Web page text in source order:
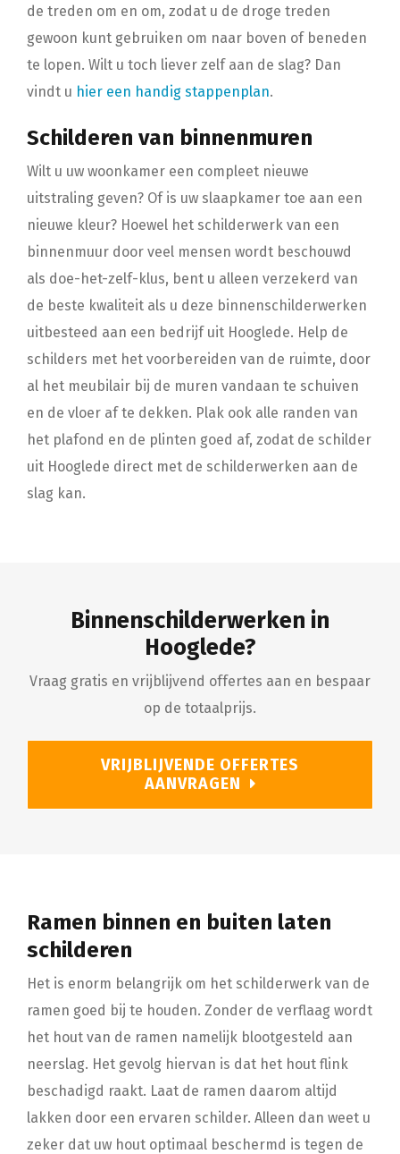
de treden om en om, zodat u de droge treden
gewoon kunt gebruiken om naar boven of beneden
te lopen. Wilt u toch liever zelf aan de slag? Dan
vindt u hier een handig stappenplan.
Schilderen van binnenmuren
Wilt u uw woonkamer een compleet nieuwe
uitstraling geven? Of is uw slaapkamer toe aan een
nieuwe kleur? Hoewel het schilderwerk van een
binnenmuur door veel mensen wordt beschouwd
als doe-het-zelf-klus, bent u alleen verzekerd van
de beste kwaliteit als u deze binnenschilderwerken
uitbesteed aan een bedrijf uit Hooglede. Help de
schilders met het voorbereiden van de ruimte, door
al het meubilair bij de muren vandaan te schuiven
en de vloer af te dekken. Plak ook alle randen van
het plafond en de plinten goed af, zodat de schilder
uit Hooglede direct met de schilderwerken aan de
slag kan.
Binnenschilderwerken in
Hooglede?
Vraag gratis en vrijblijvend offertes aan en bespaar
op de totaalprijs.
VRIJBLIJVENDE OFFERTES
AANVRAGEN
Ramen binnen en buiten laten
schilderen
Het is enorm belangrijk om het schilderwerk van de
ramen goed bij te houden. Zonder de verflaag wordt
het hout van de ramen namelijk blootgesteld aan
neerslag. Het gevolg hiervan is dat het hout flink
beschadigd raakt. Laat de ramen daarom altijd
lakken door een ervaren schilder. Alleen dan weet u
zeker dat uw hout optimaal beschermd is tegen de